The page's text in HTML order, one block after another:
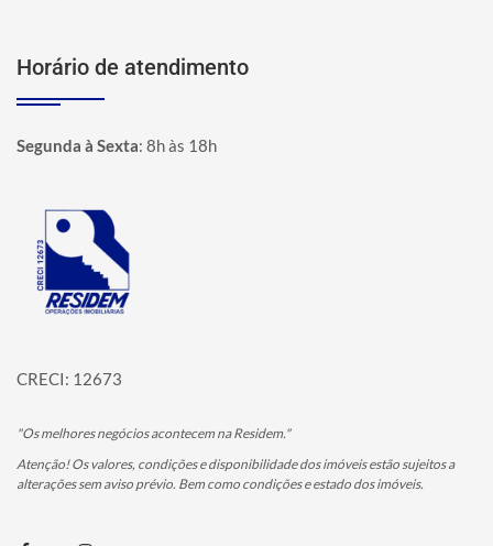
Horário de atendimento
Segunda à Sexta: 8h às 18h
Página inicial
CRECI: 12673
"Os melhores negócios acontecem na Residem."
Atenção! Os valores, condições e disponibilidade dos imóveis estão sujeitos a
alterações sem aviso prévio. Bem como condições e estado dos imóveis.